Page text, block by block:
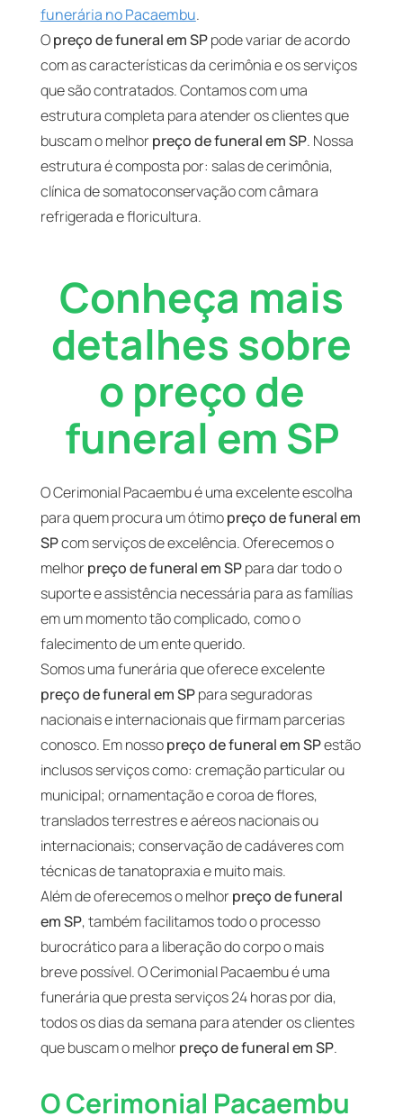
funerária no Pacaembu.
Opreço de funeral em SPpode variar de acordo
com as características da cerimônia e os serviços
que são contratados. Contamos com uma
estrutura completa para atender os clientes que
buscam o melhor preço de funeral em SP. Nossa
estrutura é composta por: salas de cerimônia,
clínica de somatoconservação com câmara
refrigerada e floricultura.
Conheça mais
detalhes sobre
o preço de
funeral em SP
O Cerimonial Pacaembu é uma excelente escolha
para quem procura um ótimopreço de funeral em
SPcom serviços de excelência. Oferecemos o
melhor preço de funeral em SPpara dar todo o
suporte e assistência necessária para as famílias
em um momento tão complicado, como o
falecimento de um ente querido.
Somos uma funerária que oferece excelente
preço de funeral em SPpara seguradoras
nacionais e internacionais que firmam parcerias
conosco. Em nossopreço de funeral em SPestão
inclusos serviços como: cremação particular ou
municipal; ornamentação e coroa de flores,
translados terrestres e aéreos nacionais ou
internacionais; conservação de cadáveres com
técnicas de tanatopraxia e muito mais.
Além de oferecemos o melhor preço de funeral
em SP, também facilitamos todo o processo
burocrático para a liberação do corpo o mais
breve possível. O Cerimonial Pacaembu é uma
funerária que presta serviços 24 horas por dia,
todos os dias da semana para atender os clientes
que buscam o melhor preço de funeral em SP.
O Cerimonial Pacaembu